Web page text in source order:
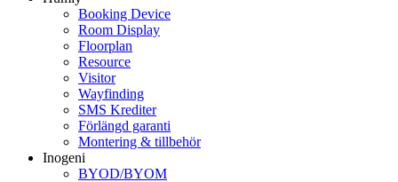
Booking Device
Room Display
Floorplan
Resource
Visitor
Wayfinding
SMS Krediter
Förlängd garanti
Montering & tillbehör
Inogeni
BYOD/BYOM